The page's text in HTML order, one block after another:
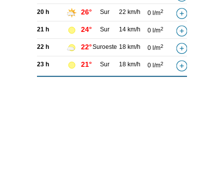
20 h 26° Sur 22 km/h 0 l/m2
21 h 24° Sur 14 km/h 0 l/m2
22 h 22°Suroeste 18 km/h 0 l/m2
23 h 21° Sur 18 km/h 0 l/m2